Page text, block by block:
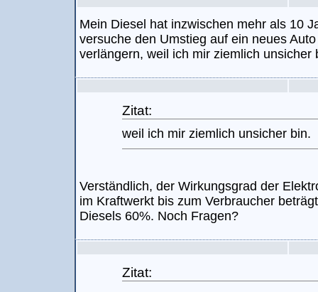
Mein Diesel hat inzwischen mehr als 10
versuche den Umstieg auf ein neues
verlängern, weil ich mir ziemlich unsicher
Zitat:
weil ich mir ziemlich unsicher bin.
Verständlich, der Wirkungsgrad der
im Kraftwerkt bis zum Verbraucher
Diesels 60%. Noch Fragen?
Zitat: